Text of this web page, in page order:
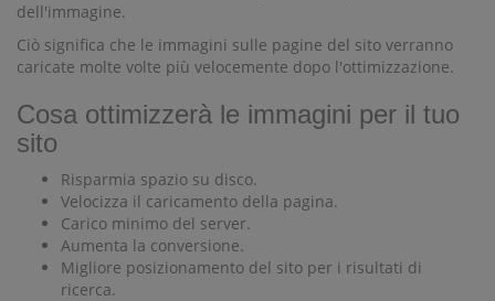
dell'immagine.
Ciò significa che le immagini sulle pagine del sito verranno
caricate molte volte più velocemente dopo l'ottimizzazione.
Cosa ottimizzerà le immagini per il tuo
sito
Risparmia spazio su disco.
Velocizza il caricamento della pagina.
Carico minimo del server.
Aumenta la conversione.
Migliore posizionamento del sito per i risultati di
ricerca.